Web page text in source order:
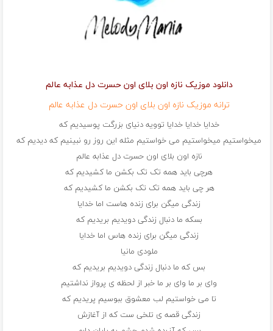
دانلود موزیک نازه اون بلای اون حسرت دل عذابه عالم
ترانه موزیک نازه اون بلای اون حسرت دل عذابه عالم
خدایا خدایا خدایا توویه دنیای بزرگت پوسیدیم که
میخواستیم میخواستیم می خواستیم مثله این روز رو نبینیم که دیدیم که
نازه اون بلای اون حسرت دل عذابه عالم
هرچی باید همه تک تک بکشن ما کشیدیم که
هر چی باید همه تک تک بکشن ما کشیدیم که
زندگی میگن برای زنده هاست اما خدایا
بسکه ما دنبال زندگی دویدیم بریدیم که
زندگی میگن برای زنده هاس اما خدایا
ملودی مانیا
بس که ما دنبال زندگی دویدیم بریدیم که
وای بر ما وای بر ما خبر از لحظه ی پرواز نداشتیم
تا می خواستیم لب معشوق ببوسیم پریدیم که
زندگی قصه ی تلخی ست که از آغازش